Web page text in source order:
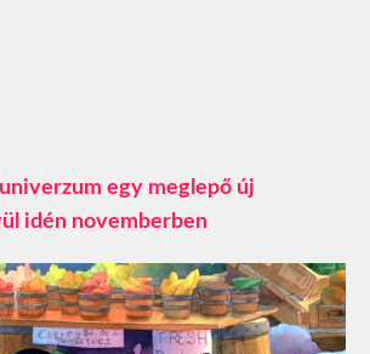
egy meglepő új
idén novemberben